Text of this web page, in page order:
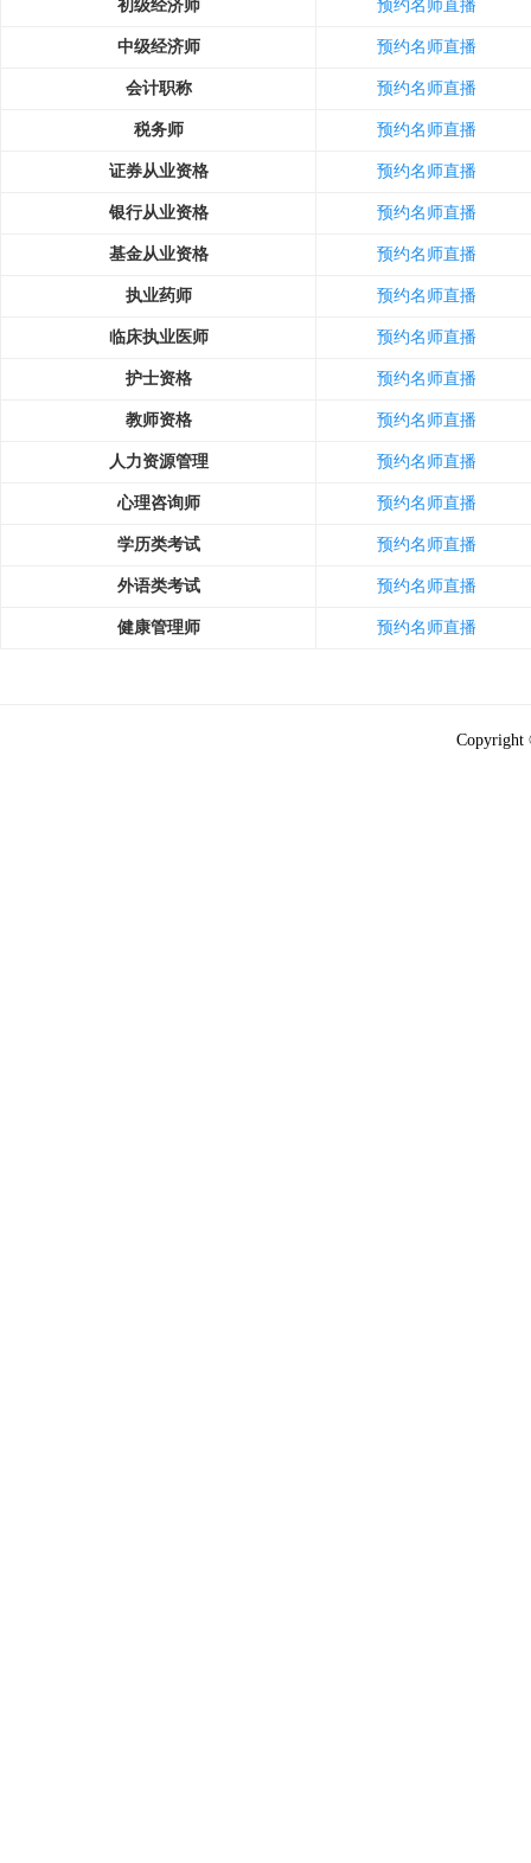
初级经济师 预约名师直播
中级经济师 预约名师直播
会计职称 预约名师直播
税务师 预约名师直播
证券从业资格 预约名师直播
银行从业资格 预约名师直播
基金从业资格 预约名师直播
执业药师 预约名师直播
临床执业医师 预约名师直播
护士资格 预约名师直播
教师资格 预约名师直播
人力资源管理 预约名师直播
心理咨询师 预约名师直播
学历类考试 预约名师直播
外语类考试 预约名师直播
健康管理师 预约名师直播
Copyright